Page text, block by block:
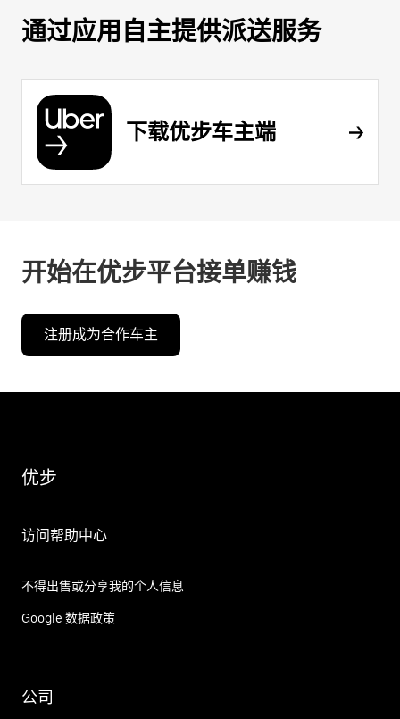
通过应用自主提供派送服务
下载优步车主端
开始在优步平台接单赚钱
注册成为合作车主
优步
访问帮助中心
不得出售或分享我的个人信息
Google 数据政策
公司